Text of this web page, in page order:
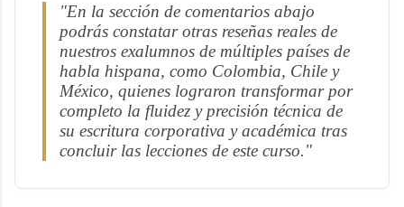
"En la sección de comentarios abajo
podrás constatar otras reseñas reales de
nuestros exalumnos de múltiples países de
habla hispana, como Colombia, Chile y
México, quienes lograron transformar por
completo la fluidez y precisión técnica de
su escritura corporativa y académica tras
concluir las lecciones de este curso."